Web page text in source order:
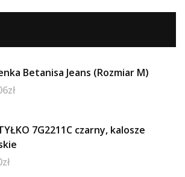
Betanisa Jeans (Rozmiar M)
zł
7G2211C czarny, kalosze
zł